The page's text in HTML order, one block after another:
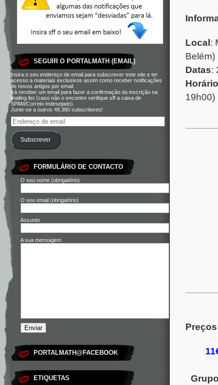
SEGUIR O PORTALMATH (EMAIL)
Insira o seu endereço de email para subscrever este site e ter
acesso a materiais exclusivos assim como receber notificações
de novos artigos por email.
Irá receber um email para fazer a confirmação da inscrição na
mailing list (caso não o encontre verifique sff a caixa de
SPAM/Correio Indesejado).
Junte-se a outros 48.380 subscritores!
Subscrever
FORMULÁRIO DE CONTACTO
O seu nome (obrigatório)
O seu email (obrigatório)
Assunto
A sua mensagem
PORTALMATH@FACEBOOK
ETIQUETAS
Local:
Belém)
Datas:
Horário
19h00)